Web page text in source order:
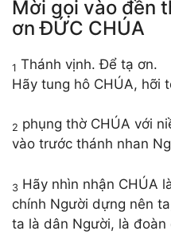
Mời gọi vào đền
ơn ĐỨC CHÚA
1 Thánh vịnh. Để tạ ơn.
Hãy tung hô CHÚA, hỡi
2 phụng thờ CHÚA với
vào trước thánh nhan
3 Hãy nhìn nhận CHÚA
chính Người dựng nên
ta là dân Người, là